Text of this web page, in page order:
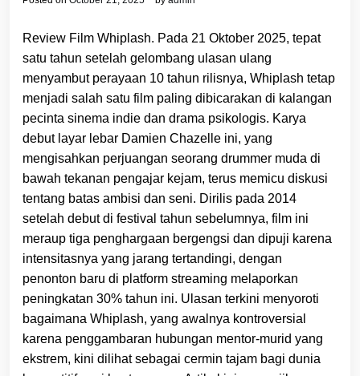
Review Film Whiplash. Pada 21 Oktober 2025, tepat
satu tahun setelah gelombang ulasan ulang
menyambut perayaan 10 tahun rilisnya, Whiplash tetap
menjadi salah satu film paling dibicarakan di kalangan
pecinta sinema indie dan drama psikologis. Karya
debut layar lebar Damien Chazelle ini, yang
mengisahkan perjuangan seorang drummer muda di
bawah tekanan pengajar kejam, terus memicu diskusi
tentang batas ambisi dan seni. Dirilis pada 2014
setelah debut di festival tahun sebelumnya, film ini
meraup tiga penghargaan bergengsi dan dipuji karena
intensitasnya yang jarang tertandingi, dengan
penonton baru di platform streaming melaporkan
peningkatan 30% tahun ini. Ulasan terkini menyoroti
bagaimana Whiplash, yang awalnya kontroversial
karena penggambaran hubungan mentor-murid yang
ekstrem, kini dilihat sebagai cermin tajam bagi dunia